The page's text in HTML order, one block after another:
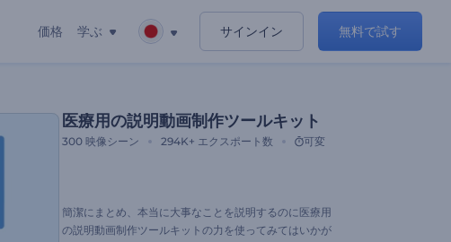
価格 学ぶ サインイン 無料で試す
医療用の説明動画制作ツールキット
300 映像シーン 294K+ エクスポート数 可変
簡潔にまとめ、本当に大事なことを説明するのに医療用
の説明動画制作ツールキットの力を使ってみてはいかが